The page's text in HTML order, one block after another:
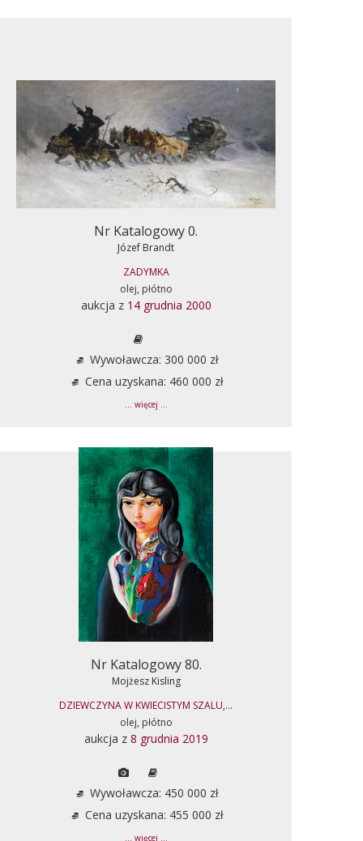
Nr Katalogowy 0.
Józef Brandt
ZADYMKA
olej, płótno
aukcja z 14 grudnia 2000
Wywoławcza: 300 000 zł
Cena uzyskana: 460 000 zł
... więcej ...
Nr Katalogowy 80.
Mojżesz Kisling
DZIEWCZYNA W KWIECISTYM SZALU,...
olej, płótno
aukcja z 8 grudnia 2019
Wywoławcza: 450 000 zł
Cena uzyskana: 455 000 zł
... więcej ...